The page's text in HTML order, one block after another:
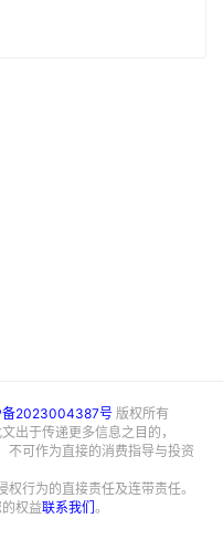
备2023004387号版权所有
出于传递更多信息之目的，
不可作为直接的消费指导与投资
行为的直接责任及连带责任。
权益联系我们 。